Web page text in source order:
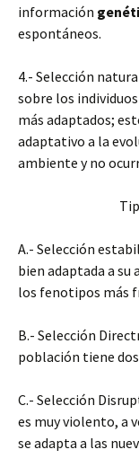
información
espontáneos.
4.- Selección
sobre los
más adaptados;
adaptativo a la
ambiente y no
A.- Selección
bien adaptada a su
los fenotipos más
B.- Selección
población tiene
C.- Selección
es muy violento, a
se adapta a las